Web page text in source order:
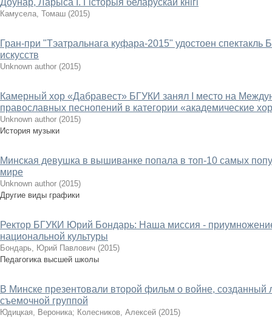
Доўнар, Ларыса І. Гісторыя беларускай кнігі
Камусела, Томаш (2015)
Гран-при "Тэатральнага куфара-2015" удостоен спектакль
искусств
Unknown author (2015)
Камерный хор «Дабравест» БГУКИ занял I место на
православных песнопений в категории «академические
Unknown author (2015)
История музыки
Минская девушка в вышиванке попала в топ-10 самых
мире
Unknown author (2015)
Другие виды графики
Ректор БГУКИ Юрий Бондарь: Наша миссия -
национальной культуры
Бондарь, Юрий Павлович (2015)
Педагогика высшей школы
В Минске презентовали второй фильм о войне, созданный
съемочной группой
Юдицкая, Вероника; Колесников, Алексей (2015)